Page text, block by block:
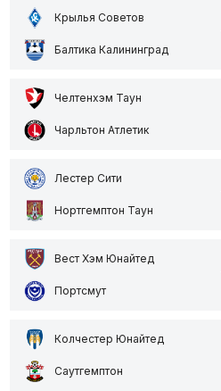
Крылья Советов
Балтика Калининград
Челтенхэм Таун
Чарльтон Атлетик
Лестер Сити
Нортгемптон Таун
Вест Хэм Юнайтед
Портсмут
Колчестер Юнайтед
Саутгемптон